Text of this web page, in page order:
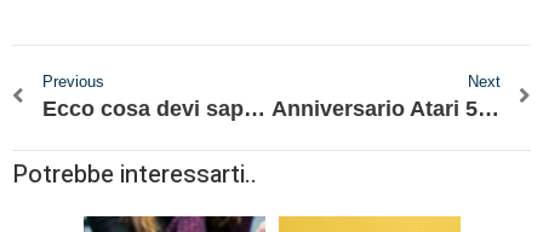
Previous
Ecco cosa devi sapere sul nuovo iPhone 14 di Apple
Next
Anniversario Atari 50, cosa succede?
Potrebbe interessarti..